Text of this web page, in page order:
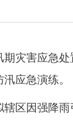
害应急处
应急演练。
因强降雨